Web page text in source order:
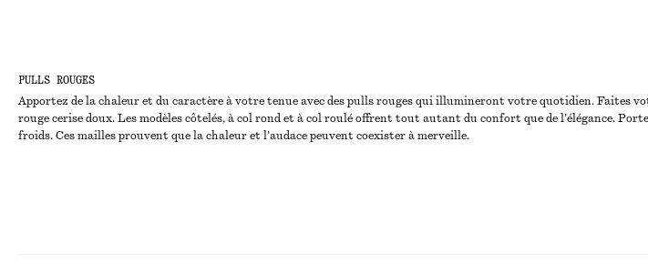
PULLS ROUGES
Apportez de la chaleur et du caractère à votre tenue avec des pulls rouges qui illumineront votre quotidien. Faites
rouge cerise doux. Les modèles côtelés, à col rond et à col roulé offrent tout autant du confort que de l’élégance.
froids. Ces mailles prouvent que la chaleur et l’audace peuvent coexister à merveille.